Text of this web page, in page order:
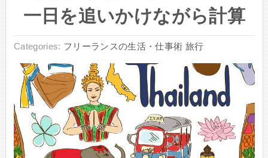
一日を追いかけながら計算
Categories: フリーランスの生活・仕事術 旅行